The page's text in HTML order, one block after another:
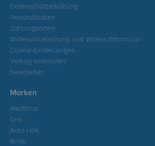
Datenschutzerklärung
Versandkosten
Zahlungsarten
Widerrufsbelehrung und Widerrufsformular
Cookie-Einstellungen
Vertrag widerrufen
Newsletter
Marken
Westfalia
Oris
Auto Hak
Brink